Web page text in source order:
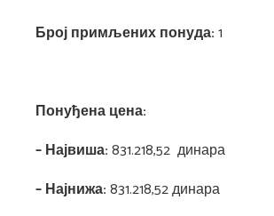
Број примљених понуда:1
Понуђена цена:
– Највиша:831.218,52 динара
– Најнижа:831.218,52 динара